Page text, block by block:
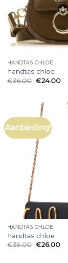
HANDTAS CHLOE
handtas chloe
€36.00 €24.00
Aanbieding!
HANDTAS CHLOE
handtas chloe
€39.00 €26.00